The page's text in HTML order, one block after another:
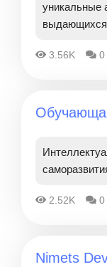
уникальные
выдающихся
3.56K 0
2.52K 0
Nimets